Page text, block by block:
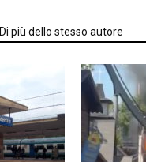
Di più dello stesso autore